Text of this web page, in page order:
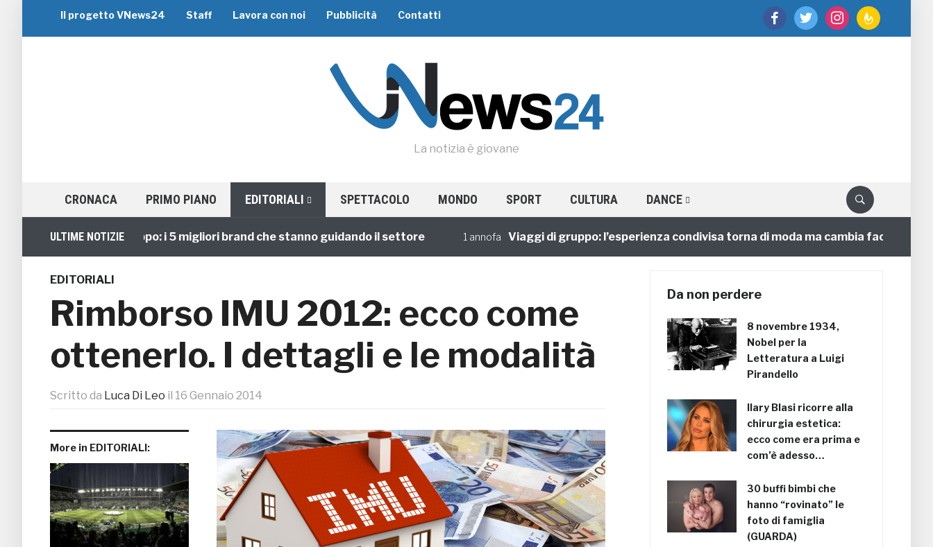
facebooktwitter instagramfeedburner
Il progetto VNews24 Staff Lavora con noi Pubblicità Contatti
La notizia è giovane
CRONACA PRIMO PIANO EDITORIALI SPETTACOLO MONDO SPORT CULTURA DANCE
ULTIME NOTIZIE
Viaggi di Gruppo: i 5 migliori brand che stanno guidando il settore 1 annofa Viaggi di gruppo: l’esperienza condivisa torna di moda ma cambia faccia
EDITORIALI
Rimborso IMU 2012: ecco come
ottenerlo. I dettagli e le modalità
Scritto da Luca Di Leo il 16 Gennaio 2014
More in EDITORIALI:
Da non perdere
8 novembre 1934,
Nobel per la
Letteratura a Luigi
Pirandello
Ilary Blasi ricorre alla
chirurgia estetica:
ecco come era prima e
com’è adesso…
30 buffi bimbi che
hanno “rovinato” le
foto di famiglia
(GUARDA)